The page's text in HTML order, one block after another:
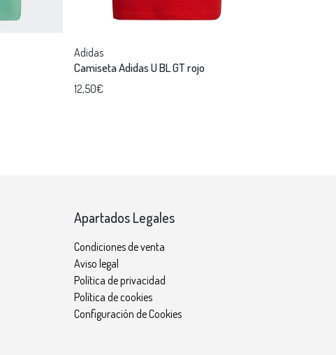
Adidas
Camiseta Adidas U BL GT rojo
12,50€
Apartados Legales
Condiciones de venta
Aviso legal
Política de privacidad
Política de cookies
Configuración de Cookies